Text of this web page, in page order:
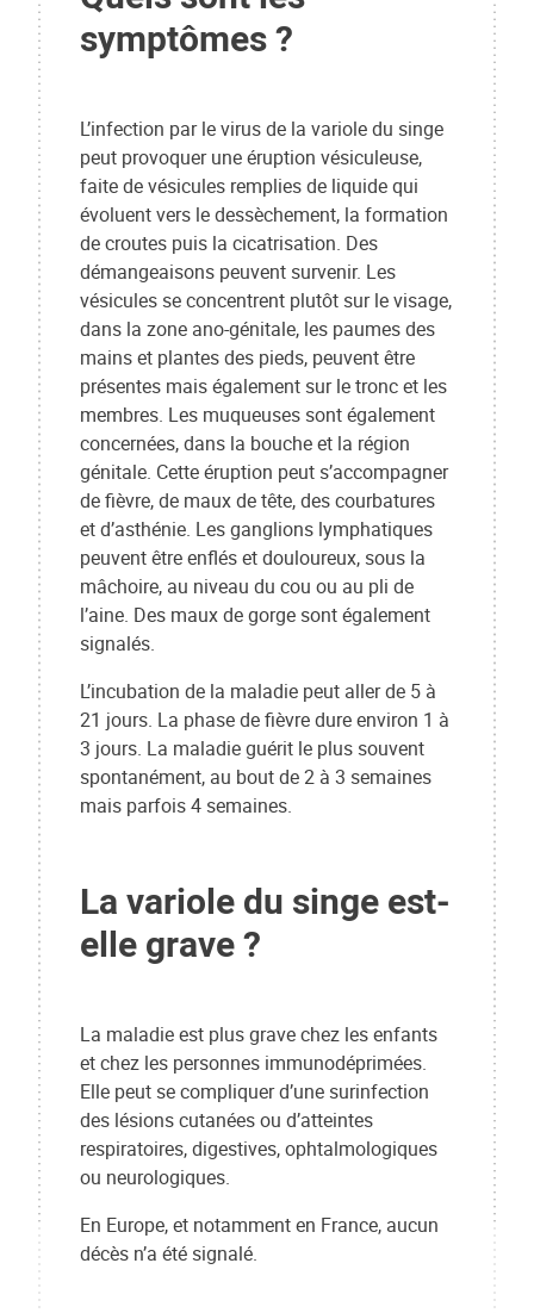
symptômes ?
L’infection par le virus de la variole du singe
peut provoquer une éruption vésiculeuse,
faite de vésicules remplies de liquide qui
évoluent vers le dessèchement, la formation
de croutes puis la cicatrisation. Des
démangeaisons peuvent survenir. Les
vésicules se concentrent plutôt sur le visage,
dans la zone ano-génitale, les paumes des
mains et plantes des pieds, peuvent être
présentes mais également sur le tronc et les
membres. Les muqueuses sont également
concernées, dans la bouche et la région
génitale. Cette éruption peut s’accompagner
de fièvre, de maux de tête, des courbatures
et d’asthénie. Les ganglions lymphatiques
peuvent être enflés et douloureux, sous la
mâchoire, au niveau du cou ou au pli de
l’aine. Des maux de gorge sont également
signalés.
L’incubation de la maladie peut aller de 5 à
21 jours. La phase de fièvre dure environ 1 à
3 jours. La maladie guérit le plus souvent
spontanément, au bout de 2 à 3 semaines
mais parfois 4 semaines.
La variole du singe est-
elle grave ?
La maladie est plus grave chez les enfants
et chez les personnes immunodéprimées.
Elle peut se compliquer d’une surinfection
des lésions cutanées ou d’atteintes
respiratoires, digestives, ophtalmologiques
ou neurologiques.
En Europe, et notamment en France, aucun
décès n’a été signalé.